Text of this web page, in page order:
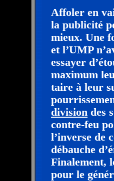
Affoler en
la publicité
mieux. Une
et l’UMP
essayer
maximum
taire à leur
division des
contre-feu
l’inverse de
débauche
Finalement,
pour le